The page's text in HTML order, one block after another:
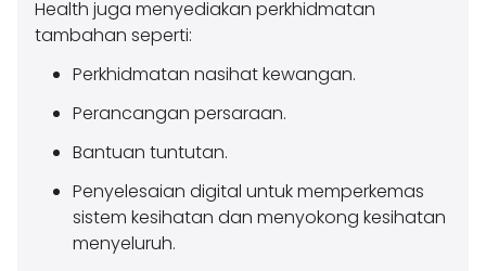
Health juga menyediakan perkhidmatan
tambahan seperti:
Perkhidmatan nasihat kewangan.
Perancangan persaraan.
Bantuan tuntutan.
Penyelesaian digital untuk memperkemas
sistem kesihatan dan menyokong kesihatan
menyeluruh.